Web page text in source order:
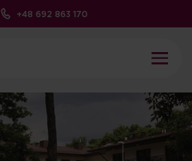
+48 692 863 170